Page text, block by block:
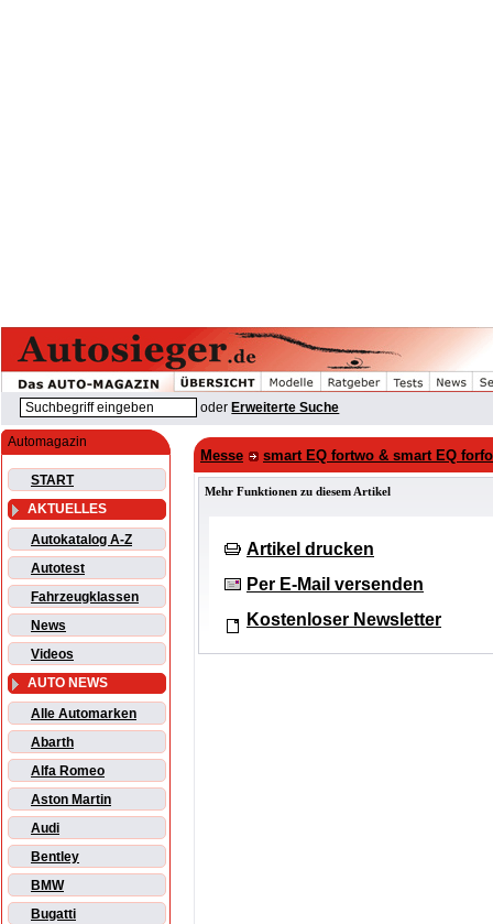
oder Erweiterte Suche
Automagazin
START
AKTUELLES
Autokatalog A-Z
Autotest
Fahrzeugklassen
News
Videos
AUTO NEWS
Alle Automarken
Abarth
Alfa Romeo
Aston Martin
Audi
Bentley
BMW
Bugatti
Messe smart EQ fortwo & smart EQ
Mehr Funktionen zu diesem Artikel
Artikel drucken
Per E-Mail versenden
Kostenloser Newsletter